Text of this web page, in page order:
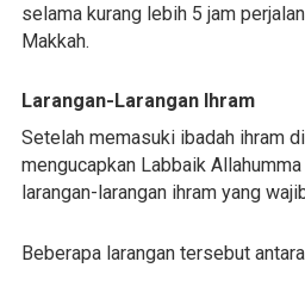
selama kurang lebih 5 jam
Makkah.
Larangan-Larangan Ihram
Setelah memasuki ibadah ihram
mengucapkan Labbaik Allahumma
larangan-larangan ihram yang
Beberapa larangan tersebut